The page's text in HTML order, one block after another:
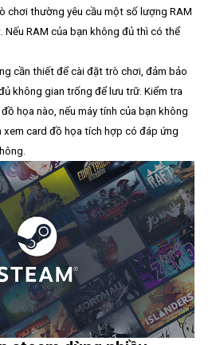
chơi thường yêu cầu một số lượng RAM
RAM của bạn không đủ thì có thể
cần thiết để cài đặt trò chơi, đảm bảo
không gian trống để lưu trữ. Kiểm tra
họa nào, nếu máy tính của bạn không
xem card đồ họa tích hợp có đáp ứng